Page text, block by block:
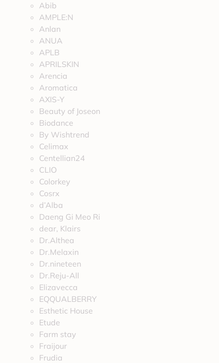
Abib
AMPLE:N
Anlan
ANUA
APLB
APRILSKIN
Arencia
Aromatica
AXIS-Y
Beauty of Joseon
Biodance
By Wishtrend
Celimax
Centellian24
CLIO
Colorkey
Cosrx
d’Alba
Daeng Gi Meo Ri
dear, Klairs
Dr.Althea
Dr.Melaxin
Dr.nineteen
Dr.Reju-All
Elizavecca
EQQUALBERRY
Esthetic House
Etude
Farm stay
Fraijour
Frudia